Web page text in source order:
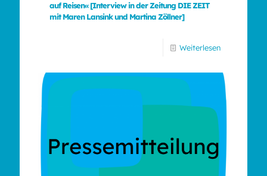
auf Reisen« [Interview in der Zeitung DIE ZEIT
mit Maren Lansink und Martina Zöllner]
Weiterlesen